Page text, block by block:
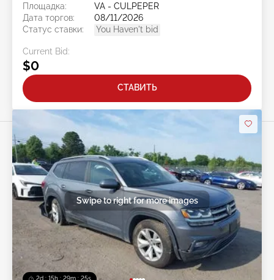
Площадка:
VA - CULPEPER
Дата торгов:
08/11/2026
Статус ставки:
You Haven't bid
Current Bid:
$0
СТАВИТЬ
2d : 15h : 29m : 22s
Swipe to right for more images